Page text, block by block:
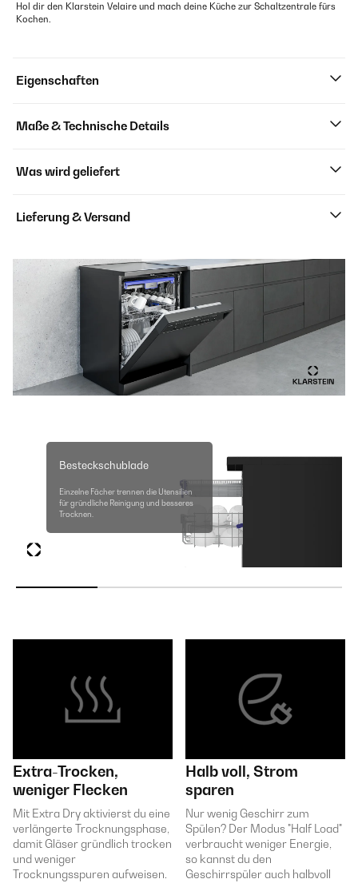
Hol dir den Klarstein Velaire und mach deine Küche zur Schaltzentrale fürs
Kochen.
Eigenschaften
Maße & Technische Details
Was wird geliefert
Lieferung & Versand
Besteckschublade
Einzelne Fächer trennen die Utensilien
für gründliche Reinigung und besseres
Trocknen.
Extra-Trocken,
weniger Flecken
Mit Extra Dry aktivierst du eine
verlängerte Trocknungsphase,
damit Gläser gründlich trocken
und weniger
Trocknungsspuren aufweisen.
Halb voll, Strom
sparen
Nur wenig Geschirr zum
Spülen? Der Modus "Half Load"
verbraucht weniger Energie,
so kannst du den
Geschirrspüler auch halbvoll